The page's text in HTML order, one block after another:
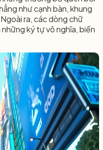
như cạnh bàn, khung
ra, các dòng chữ
ký tự vô nghĩa, biến